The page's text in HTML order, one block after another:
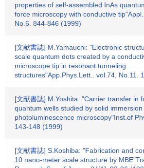
properties of self-assembled InAs
force microscopy with conductive
No.6. 844-846 (1999)
[文献書誌] M.Yamauchi: "Electronic
scale quantum dots created by a
microscope tip in resonant tunneling
structures"App.Phys.Lett.. vol.74, No.11.
[文献書誌] M.Yoshita: "Carrier transfer in
quantum wells studied by solid immersion
photoluminescence microscopy"Inst.of
143-148 (1999)
[文献書誌] S.Koshiba: "Fabrication and
10 nano-meter scale structure by